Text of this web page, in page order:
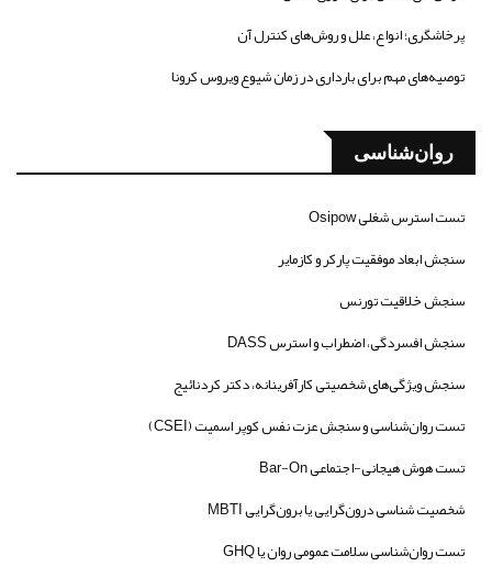
پرخاشگری؛ انواع، علل و روش‌های کنترل آن
توصیه‌های مهم برای بارداری در زمان شیوع ویروس کرونا
روان‌شناسی
تست استرس شغلی Osipow
سنجش ابعاد موفقیت پارکر و کازمایر
سنجش خلاقیت تورنس
سنجش افسردگی، اضطراب و استرس DASS
سنجش ویژگی‌های شخصیتی کارآفرینانه، دکتر کردنائیج
تست روان‌شناسی و سنجش عزت نفس کوپر اسمیت (CSEI)
تست هوش هیجانی-اجتماعی Bar-On
شخصیت شناسی درون‌گرایی یا برون‌گرایی MBTI
تست روان‌شناسی سلامت عمومی روان یا GHQ